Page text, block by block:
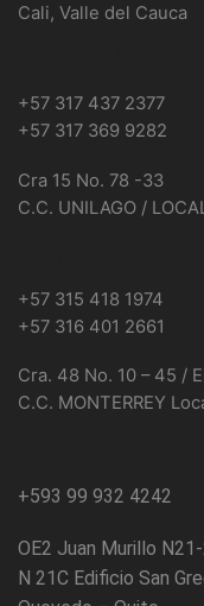
Cali, Valle del Cauca
+57 317 437 2377
+57 317 369 9282
Cra 15 No. 78 -33
C.C. UNILAGO /
+57 315 418 1974
+57 316 401 2661
Cra. 48 No. 10 – 45 /
C.C. MONTERREY
+593 99 932 4242
OE2 Juan Murillo
N 21C Edificio San